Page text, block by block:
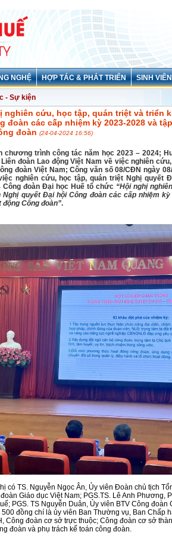
NGHỆ HỢP TÁC & PHÁT TRIỂN SINH VIÊN
- Sự kiện
nghiên cứu, học tập, quán triệt và triển
đoàn các cấp nhiệm kỳ 2023-2028 và
đoàn (24-04-2024 16:56)
chương trình công tác năm học 2023 – 2024;
Liên đoàn Lao động Việt Nam về việc nghiên
đoàn Việt Nam; Công văn số 08/CĐN ngày
nghiên cứu, học tập, quán triệt Nghị quyết
Công đoàn Đại học Huế tổ chức “Hội nghị
Nghị quyết Đại hội Công đoàn các cấp nhiệm
động Công đoàn”.
có TS. Nguyễn Ngọc Ân, Ủy viên Đoàn chủ tịch
Giáo dục Việt Nam; PGS.TS. Lê Anh Phương,
PGS. TS Nguyễn Duân, Ủy viên BTV Công đoàn
đồng chí là ủy viên Ban Thường vụ, Ban Chấp
Công đoàn cơ sở trực thuộc; Công đoàn cơ sở
đoàn và phụ trách kế toán công đoàn.